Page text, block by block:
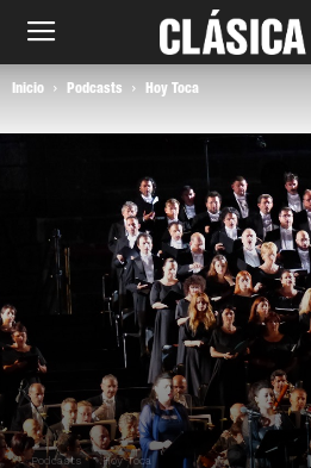
Inicio Podcasts Hoy Toca
Podcasts Hoy Toca